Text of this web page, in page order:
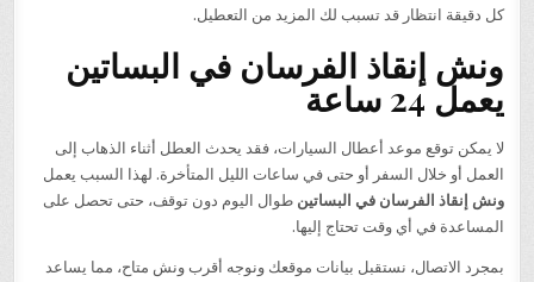
كل دقيقة انتظار قد تسبب لك المزيد من التعطيل.
ونش إنقاذ الفرسان في البساتين
يعمل 24 ساعة
لا يمكن توقع موعد أعطال السيارات، فقد يحدث العطل أثناء الذهاب إلى
العمل أو خلال السفر أو حتى في ساعات الليل المتأخرة. لهذا السبب يعمل
ونش إنقاذ الفرسان في البساتين طوال اليوم دون توقف، حتى تحصل على
المساعدة في أي وقت تحتاج إليها.
بمجرد الاتصال، نستقبل بيانات موقعك ونوجه أقرب ونش متاح، مما يساعد